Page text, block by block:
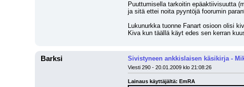
Puuttumisella tarkoitin epäaktiivisuutta
ja sitä ettei noita pyyntöjä foorumin
Lukunurkka tuonne Fanart osioon olisi
Kiva kun täällä käyt edes sen kerran
Barksi Sivistyneen ankkislaisen käsikirja -
Viesti 290 - 20.01.2009 klo 21:08:26
Lainaus käyttäjältä: EmRA